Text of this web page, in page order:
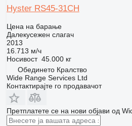
Hyster RS45-31CH
Цена на барање
Далекусежен слагач
2013
16.713 м/ч
Носивост 45.000 кг
Обединето Кралство
Wide Range Services Ltd
Контактирајте го продавачот
Претплатете се на нови објави од